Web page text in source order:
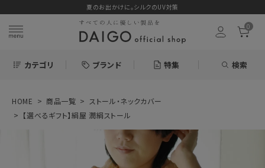
夏のお出かけに。シルクのUV対策
0
カテゴリ ブランド 特集 検索
search
お気に入り
HOME 商品一覧
ストール・ネックカバー
【選べるギフト】絹屋 潤絹ストール